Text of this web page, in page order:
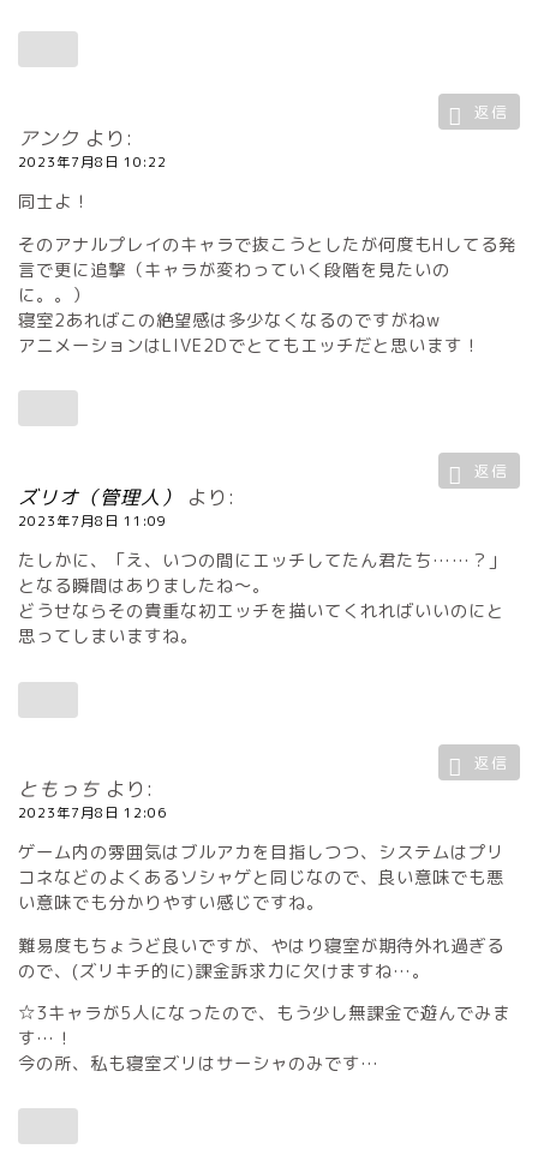
返信
アンク より:
2023年7月8日 10:22
同士よ！
そのアナルプレイのキャラで抜こうとしたが何度もHしてる発
言で更に追撃（キャラが変わっていく段階を見たいの
に。。）
寝室2あればこの絶望感は多少なくなるのですがねw
アニメーションはLIVE2Dでとてもエッチだと思います！
返信
ズリオ（管理人） より:
2023年7月8日 11:09
たしかに、「え、いつの間にエッチしてたん君たち……？」
となる瞬間はありましたね～。
どうせならその貴重な初エッチを描いてくれればいいのにと
思ってしまいますね。
返信
ともっち より:
2023年7月8日 12:06
ゲーム内の雰囲気はブルアカを目指しつつ、システムはプリ
コネなどのよくあるソシャゲと同じなので、良い意味でも悪
い意味でも分かりやすい感じですね。
難易度もちょうど良いですが、やはり寝室が期待外れ過ぎる
ので、(ズリキチ的に)課金訴求力に欠けますね…。
☆3キャラが5人になったので、もう少し無課金で遊んでみま
す…！
今の所、私も寝室ズリはサーシャのみです…